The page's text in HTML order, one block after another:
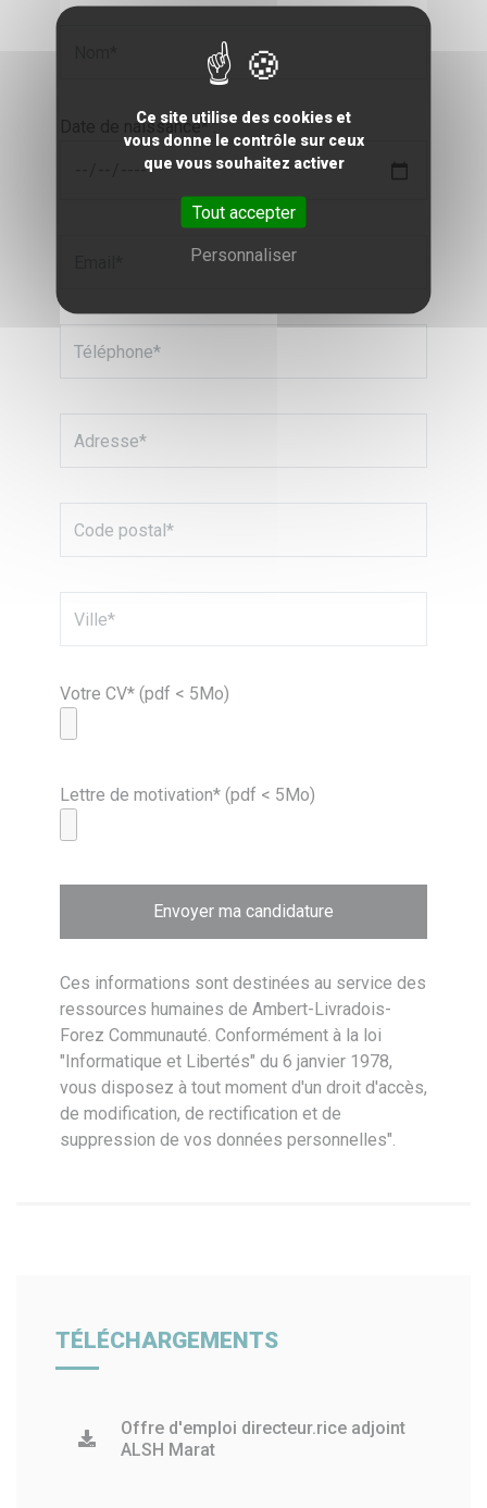
Date de naissance* :
Votre CV* (pdf < 5Mo)
Lettre de motivation* (pdf < 5Mo)
Ces informations sont destinées au service des
ressources humaines de Ambert-Livradois-
Forez Communauté. Conformément à la loi
"Informatique et Libertés" du 6 janvier 1978,
vous disposez à tout moment d'un droit d'accès,
de modification, de rectification et de
suppression de vos données personnelles".
TÉLÉCHARGEMENTS
Offre d'emploi directeur.rice adjoint
ALSH Marat
Ce site utilise des cookies et
vous donne le contrôle sur ceux
que vous souhaitez activer
Tout accepter
Personnaliser